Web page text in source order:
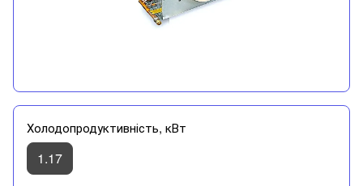
Холодопродуктивність, кВт
1.17